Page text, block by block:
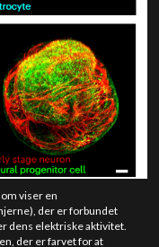
viser en
der er forbundet
dens elektriske aktivitet.
der er farvet for at